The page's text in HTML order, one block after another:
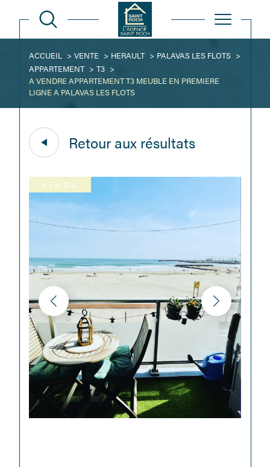
ACCUEIL VENTE HERAULT
PALAVAS LES FLOTS
APPARTEMENT
T3
A VENDRE APPARTEMENT T3 MEUBLE EN PREMIERE
LIGNE A PALAVAS LES FLOTS
Retour aux résultats
VENDU